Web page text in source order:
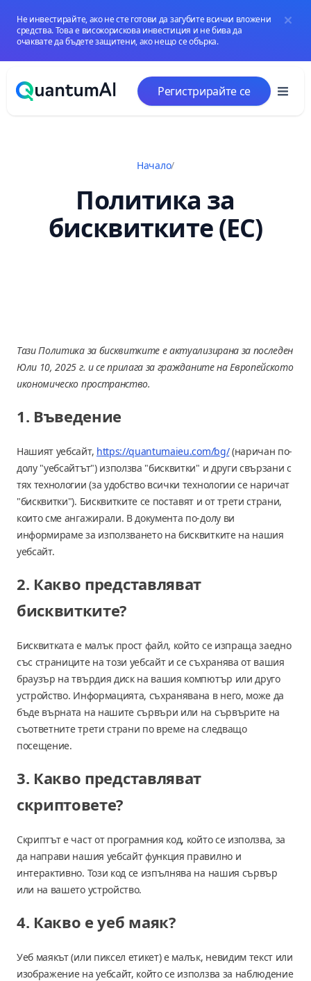
Не инвестирайте, ако не сте готови да загубите всички вложени
средства. Това е високорискова инвестиция и не бива да
очаквате да бъдете защитени, ако нещо се обърка.
Регистрирайте се
Начало/
Политика за
бисквитките (ЕС)
Тази Политика за бисквитките е актуализирана за последен
Юли 10, 2025 г. и се прилага за гражданите на Европейското
икономическо пространство.
1. Въведение
Нашият уебсайт, https://quantumaieu.com/bg/(наричан по-
долу "уебсайтът") използва "бисквитки" и други свързани с
тях технологии (за удобство всички технологии се наричат
"бисквитки"). Бисквитките се поставят и от трети страни,
които сме ангажирали. В документа по-долу ви
информираме за използването на бисквитките на нашия
уебсайт.
2. Какво представляват
бисквитките?
Бисквитката е малък прост файл, който се изпраща заедно
със страниците на този уебсайт и се съхранява от вашия
браузър на твърдия диск на вашия компютър или друго
устройство. Информацията, съхранявана в него, може да
бъде върната на нашите сървъри или на сървърите на
съответните трети страни по време на следващо
посещение.
3. Какво представляват
скриптовете?
Скриптът е част от програмния код, който се използва, за
да направи нашия уебсайт функция правилно и
интерактивно. Този код се изпълнява на нашия сървър
или на вашето устройство.
4. Какво е уеб маяк?
Уеб маякът (или пиксел етикет) е малък, невидим текст или
изображение на уебсайт, който се използва за наблюдение